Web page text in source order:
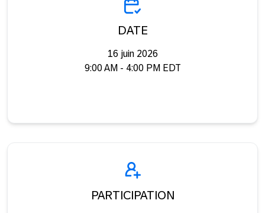
DATE
16 juin 2026
9:00 AM - 4:00 PM EDT
PARTICIPATION